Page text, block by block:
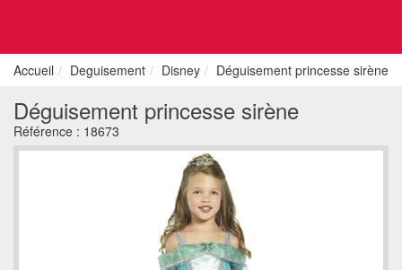
Accueil Deguisement Disney Déguisement princesse sirène
Déguisement princesse sirène
Référence : 18673